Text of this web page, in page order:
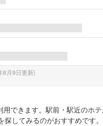
8月9日更新)
用できます。駅前・駅近のホ
してみるのがおすすめです。